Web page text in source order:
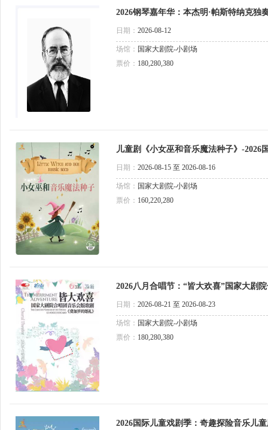
2026钢琴嘉年华：本杰明·帕斯特纳克独
日期： 2026-08-12
场馆： 国家大剧院-小剧场
票价： 180,280,380
儿童剧《小女巫和音乐魔法种子》-2026
日期： 2026-08-15 至 2026-08-16
场馆： 国家大剧院-小剧场
票价： 160,220,280
2026八月合唱节：“皆大欢喜”国家大剧
日期： 2026-08-21 至 2026-08-23
场馆： 国家大剧院-小剧场
票价： 180,280,380
2026国际儿童戏剧季：奇趣探险音乐儿